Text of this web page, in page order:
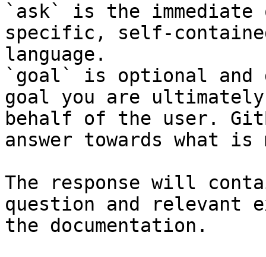
`ask` is the
specific, self-
language.
`goal` is optional and
goal you are
behalf of the user.
answer towards what
The response will
question and relevant
the documentation.